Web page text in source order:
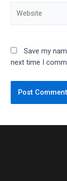
Save my
next time I